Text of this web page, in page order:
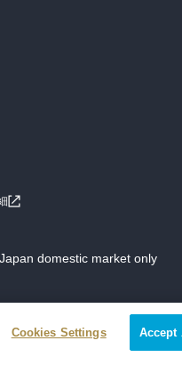
domestic market only
Cookies Settings Accept